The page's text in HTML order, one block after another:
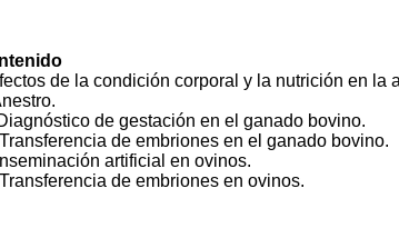
de la condición corporal y la nutrición en la
de gestación en el ganado bovino.
de embriones en el ganado bovino.
artificial en ovinos.
de embriones en ovinos.